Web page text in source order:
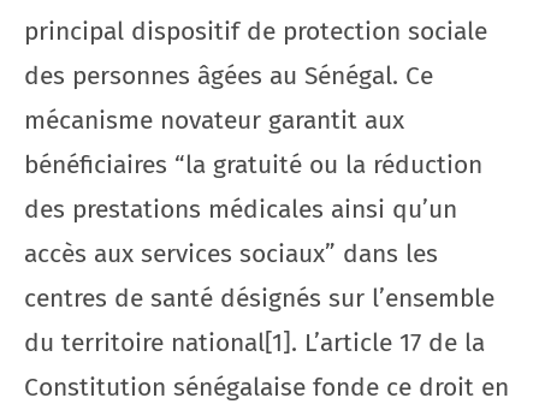
principal dispositif de protection sociale
des personnes âgées au Sénégal. Ce
mécanisme novateur garantit aux
bénéficiaires “la gratuité ou la réduction
des prestations médicales ainsi qu’un
accès aux services sociaux” dans les
centres de santé désignés sur l’ensemble
du territoire national[1]. L’article 17 de la
Constitution sénégalaise fonde ce droit en